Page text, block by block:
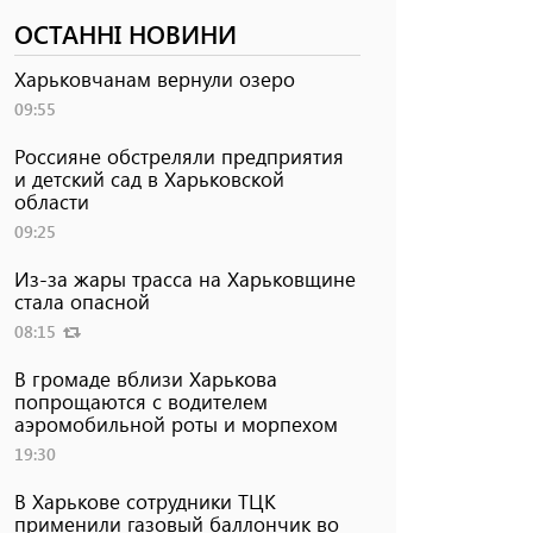
ОСТАННІ НОВИНИ
Харьковчанам вернули озеро
09:55
Россияне обстреляли предприятия
и детский сад в Харьковской
области
09:25
Из-за жары трасса на Харьковщине
стала опасной
08:15
В громаде вблизи Харькова
попрощаются с водителем
аэромобильной роты и морпехом
19:30
В Харькове сотрудники ТЦК
применили газовый баллончик во